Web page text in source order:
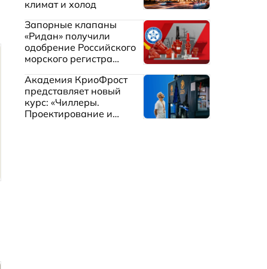
климат и холод
Запорные клапаны
«Ридан» получили
одобрение Российского
морского регистра
Академия КриоФрост
представляет новый
курс: «Чиллеры.
Проектирование и